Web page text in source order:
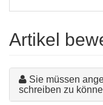
Artikel
Sie müssen
schreiben zu